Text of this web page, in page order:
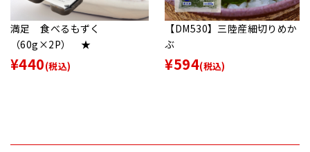
満足 食べるもずく
（60g×2P） ★
¥440(税込)
【DM530】三陸産細切りめか
ぶ
¥594(税込)